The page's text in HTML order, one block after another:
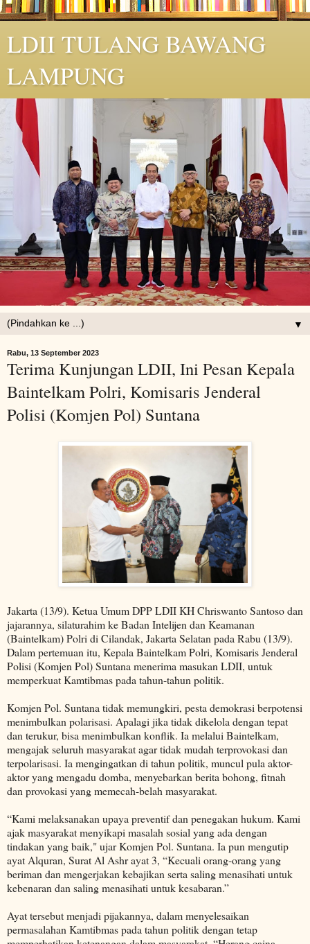
LDII TULANG BAWANG
LAMPUNG
▼
Rabu, 13 September 2023
Terima Kunjungan LDII, Ini Pesan Kepala
Baintelkam Polri, Komisaris Jenderal
Polisi (Komjen Pol) Suntana
Jakarta (13/9). Ketua Umum DPP LDII KH Chriswanto Santoso dan
jajarannya, silaturahim ke Badan Intelijen dan Keamanan
(Baintelkam) Polri di Cilandak, Jakarta Selatan pada Rabu (13/9).
Dalam pertemuan itu, Kepala Baintelkam Polri, Komisaris Jenderal
Polisi (Komjen Pol) Suntana menerima masukan LDII, untuk
memperkuat Kamtibmas pada tahun-tahun politik.
Komjen Pol. Suntana tidak memungkiri, pesta demokrasi berpotensi
menimbulkan polarisasi. Apalagi jika tidak dikelola dengan tepat
dan terukur, bisa menimbulkan konflik. Ia melalui Baintelkam,
mengajak seluruh masyarakat agar tidak mudah terprovokasi dan
terpolarisasi. Ia mengingatkan di tahun politik, muncul pula aktor-
aktor yang mengadu domba, menyebarkan berita bohong, fitnah
dan provokasi yang memecah-belah masyarakat.
“Kami melaksanakan upaya preventif dan penegakan hukum. Kami
ajak masyarakat menyikapi masalah sosial yang ada dengan
tindakan yang baik," ujar Komjen Pol. Suntana. Ia pun mengutip
ayat Alquran, Surat Al Ashr ayat 3, “Kecuali orang-orang yang
beriman dan mengerjakan kebajikan serta saling menasihati untuk
kebenaran dan saling menasihati untuk kesabaran.”
Ayat tersebut menjadi pijakannya, dalam menyelesaikan
permasalahan Kamtibmas pada tahun politik dengan tetap